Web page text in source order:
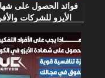
فوائد الحصول على
الأيزو للشركات